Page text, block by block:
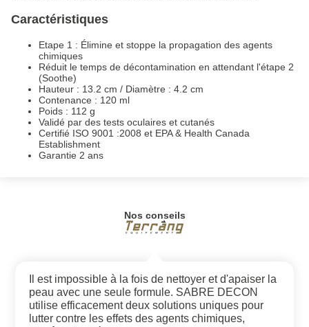
Caractéristiques
Etape 1 : Élimine et stoppe la propagation des agents
chimiques
Réduit le temps de décontamination en attendant l'étape 2
(Soothe)
Hauteur : 13.2 cm / Diamètre : 4.2 cm
Contenance : 120 ml
Poids : 112 g
Validé par des tests oculaires et cutanés
Certifié ISO 9001 :2008 et EPA & Health Canada
Establishment
Garantie 2 ans
Nos conseils
Il est impossible à la fois de nettoyer et d'apaiser la
peau avec une seule formule. SABRE DECON
utilise efficacement deux solutions uniques pour
lutter contre les effets des agents chimiques,